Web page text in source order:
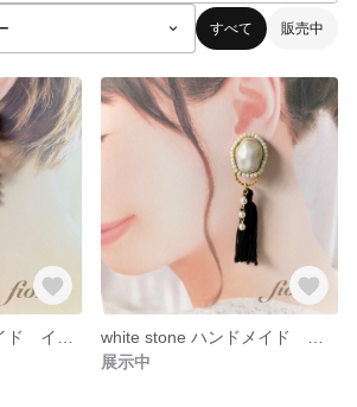
すべて 販売中
展示中